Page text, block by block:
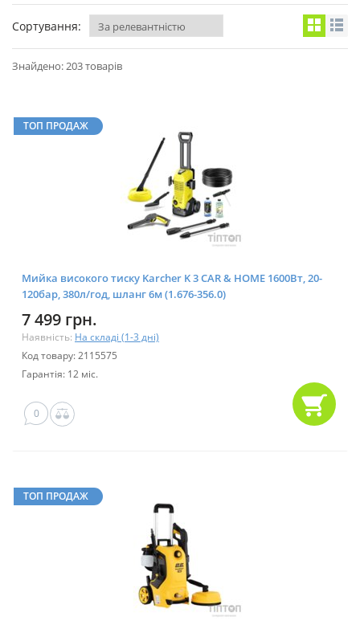
Сортування:
Знайдено: 203 товарів
ТОП ПРОДАЖ
Мийка високого тиску Karcher K 3 CAR & HOME 1600Вт, 20-
120бар, 380л/год, шланг 6м (1.676-356.0)
7 499 грн.
Наявність: На складі (1-3 дні)
Код товару: 2115575
Гарантія: 12 міс.
0
ТОП ПРОДАЖ